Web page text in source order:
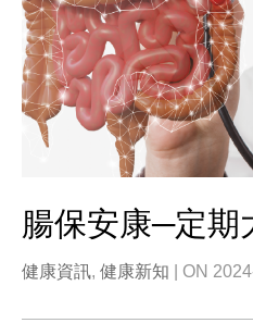
腸保安康─定期
健康資訊, 健康新知 | ON